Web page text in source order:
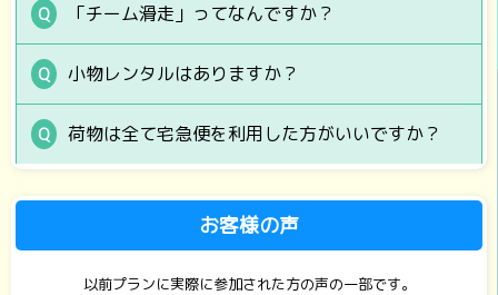
「チーム滑走」ってなんですか？
小物レンタルはありますか？
荷物は全て宅急便を利用した方がいいですか？
お客様の声
以前プランに実際に参加された方の声の一部です。